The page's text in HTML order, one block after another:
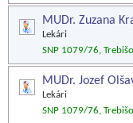
MUDr. Zuzana
Lekári
SNP 1079/76,
MUDr. Jozef
Lekári
SNP 1079/76,